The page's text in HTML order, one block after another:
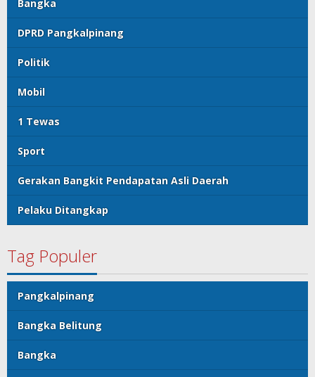
Bangka
DPRD Pangkalpinang
Politik
Mobil
1 Tewas
Sport
Gerakan Bangkit Pendapatan Asli Daerah
Pelaku Ditangkap
Tag Populer
Pangkalpinang
Bangka Belitung
Bangka